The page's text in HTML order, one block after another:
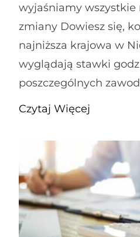
wyjaśniamy wszystkie
zmiany Dowiesz się,
najniższa krajowa w
wyglądają stawki
poszczególnych
Czytaj Więcej